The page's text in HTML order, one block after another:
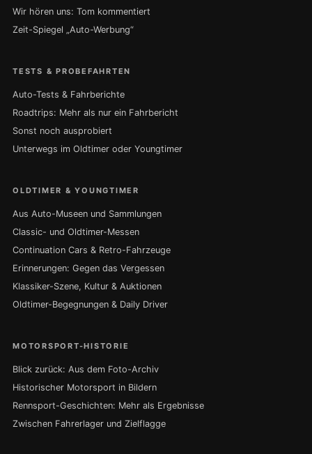
Wir hören uns: Tom kommentiert
Zeit-Spiegel „Auto-Werbung“
TESTS & PROBEFAHRTEN
Auto-Tests & Fahrberichte
Roadtrips: Mehr als nur ein Fahrbericht
Sonst noch ausprobiert
Unterwegs im Oldtimer oder Youngtimer
OLDTIMER & YOUNGTIMER
Aus Auto-Museen und Sammlungen
Classic- und Oldtimer-Messen
Continuation Cars & Retro-Fahrzeuge
Erinnerungen: Gegen das Vergessen
Klassiker-Szene, Kultur & Auktionen
Oldtimer-Begegnungen & Daily Driver
MOTORSPORT-HISTORIE
Blick zurück: Aus dem Foto-Archiv
Historischer Motorsport in Bildern
Rennsport-Geschichten: Mehr als Ergebnisse
Zwischen Fahrerlager und Zielflagge